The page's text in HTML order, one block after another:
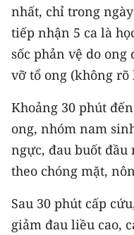
RADIO
MEDIA CENTER
Video
Media Chính trị
Media Kinh tế
Media Văn hóa
nhất, chỉ trong
tiếp nhận 5 ca là
sốc phản vệ do
vỡ tổ ong (không rõ
Khoảng 30 phút
ong, nhóm nam
ngực, đau buốt
theo chóng mặt,
Sau 30 phút cấp
giảm đau liều cao,